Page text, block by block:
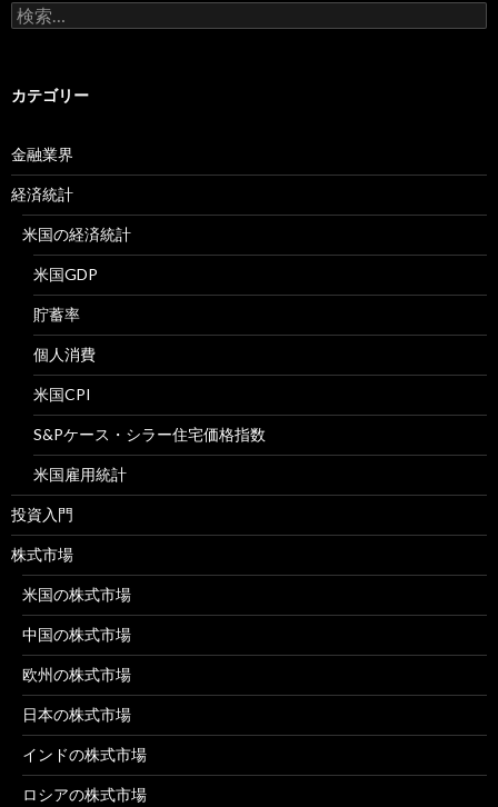
検
索:
カテゴリー
金融業界
経済統計
米国の経済統計
米国GDP
貯蓄率
個人消費
米国CPI
S&Pケース・シラー住宅価格指数
米国雇用統計
投資入門
株式市場
米国の株式市場
中国の株式市場
欧州の株式市場
日本の株式市場
インドの株式市場
ロシアの株式市場